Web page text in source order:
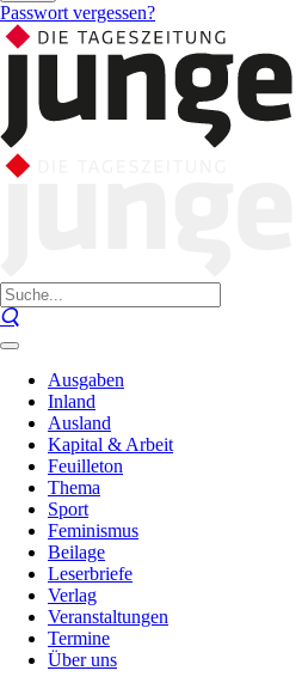
Passwort vergessen?
Ausgaben
Inland
Ausland
Kapital & Arbeit
Feuilleton
Thema
Sport
Feminismus
Beilage
Leserbriefe
Verlag
Veranstaltungen
Termine
Über uns